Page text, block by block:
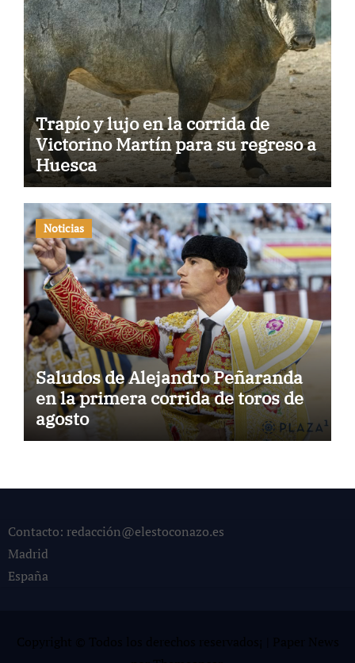
Trapío y lujo en la corrida de
Victorino Martín para su regreso a
Huesca
Noticias
Saludos de Alejandro Peñaranda
en la primera corrida de toros de
agosto
Contacto: redacción@elestoconazo.es
Madrid
España